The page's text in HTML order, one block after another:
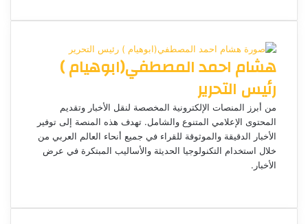
ل
ر
د
إ
ل
ك
ت
ي
س
و
ك
س
ج
ر
س
ج
ر
ت
ا
ب
ل
ر
ا
هشام احمد المصطفي(ابوهيام )
رئيس التحرير
من أبرز المنصات الإلكترونية المخصصة لنقل الأخبار وتقديم
المحتوى الإعلامي المتنوع والشامل. تهدف هذه المنصة إلى توفير
الأخبار الدقيقة والموثوقة للقراء في جميع أنحاء العالم العربي من
خلال استخدام التكنولوجيا الحديثة والأساليب المبتكرة في عرض
الأخبار.
ق